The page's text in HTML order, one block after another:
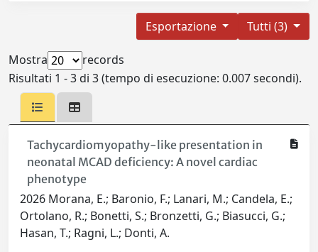
Tutti (3)
Esportazione
Mostra
records
Risultati 1 - 3 di 3 (tempo di esecuzione: 0.007 secondi).
Tachycardiomyopathy-like presentation in
neonatal MCAD deficiency: A novel cardiac
phenotype
2026 Morana, E.; Baronio, F.; Lanari, M.; Candela, E.;
Ortolano, R.; Bonetti, S.; Bronzetti, G.; Biasucci, G.;
Hasan, T.; Ragni, L.; Donti, A.